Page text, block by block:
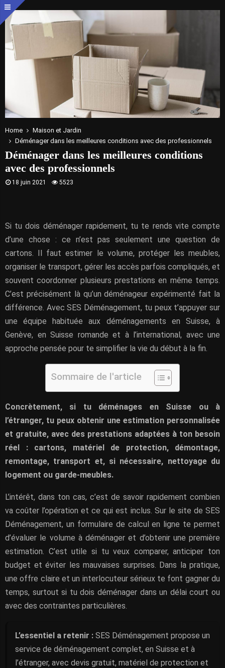
Home
Maison et Jardin
Déménager dans les meilleures conditions avec des professionnels
Déménager dans les meilleures conditions
avec des professionnels
18 juin 2021 5523
Si tu dois déménager rapidement, tu te rends vite compte
d’une chose : ce n’est pas seulement une question de
cartons. Il faut estimer le volume, protéger les meubles,
organiser le transport, gérer les accès parfois compliqués, et
souvent coordonner plusieurs prestations en même temps.
C’est précisément là qu’un déménageur expérimenté fait la
différence. Avec SES Déménagement, tu peux t’appuyer sur
une équipe habituée aux déménagements en Suisse, à
Genève, en Suisse romande et à l’international, avec une
approche pensée pour te simplifier la vie du début à la fin.
Sommaire de l'article
Concrètement, si tu déménages en Suisse ou à
l’étranger, tu peux obtenir une estimation personnalisée
et gratuite, avec des prestations adaptées à ton besoin
réel : cartons, matériel de protection, démontage,
remontage, transport et, si nécessaire, nettoyage du
logement ou garde-meubles.
L’intérêt, dans ton cas, c’est de savoir rapidement combien
va coûter l’opération et ce qui est inclus. Sur le site de SES
Déménagement, un formulaire de calcul en ligne te permet
d’évaluer le volume à déménager et d’obtenir une première
estimation. C’est utile si tu veux comparer, anticiper ton
budget et éviter les mauvaises surprises. Dans la pratique,
une offre claire et un interlocuteur sérieux te font gagner du
temps, surtout si tu dois déménager dans un délai court ou
avec des contraintes particulières.
L’essentiel a retenir : SES Déménagement propose un
service de déménagement complet, en Suisse et à
l’étranger, avec devis gratuit, matériel de protection et